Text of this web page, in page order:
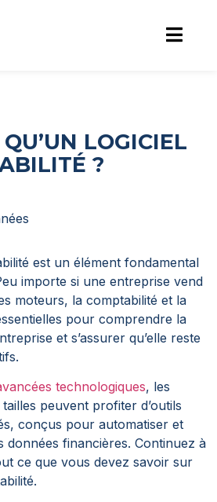
QU’UN LOGICIEL
?
est un élément fondamental
importe si une entreprise vend
moteurs, la comptabilité et la
pour comprendre la
et s’assurer qu’elle reste
technologiques, les
peuvent profiter d’outils
conçus pour automatiser et
données financières. Continuez à
ce que vous devez savoir sur